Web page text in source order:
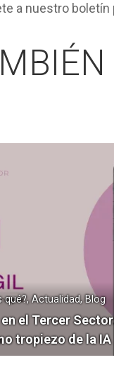
a nuestro boletín
el Tercer
tropiezo de la IA
qué?, Actualidad, Blog